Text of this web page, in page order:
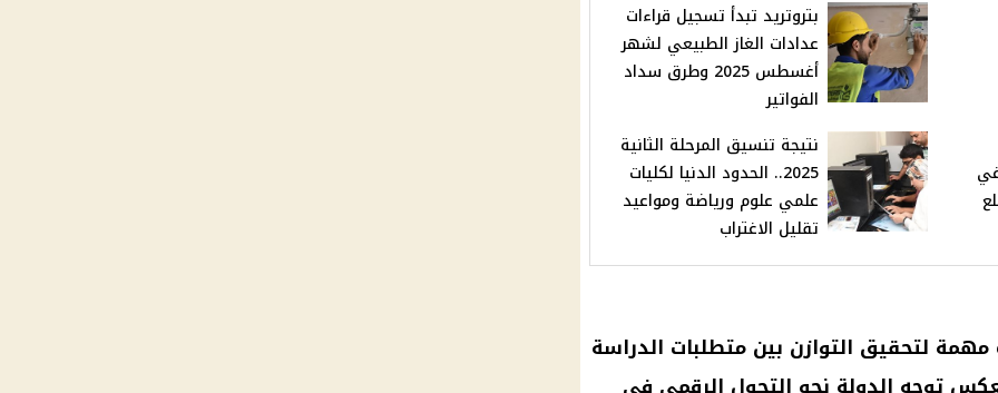
بتروتريد تبدأ تسجيل قراءات
عدادات الغاز الطبيعي لشهر
أغسطس 2025 وطرق سداد
الفواتير
في
نتيجة تنسيق المرحلة الثانية
2025.. الحدود الدنيا لكليات
علمي علوم ورياضة ومواعيد
تقليل الاغتراب
لتحقيق التوازن بين متطلبات الدراسة